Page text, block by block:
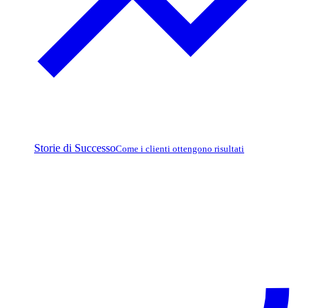
Storie di SuccessoCome i clienti ottengono risultati